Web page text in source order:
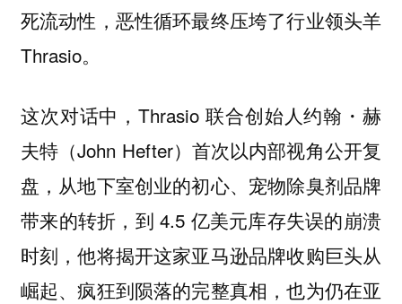
死流动性，恶性循环最终压垮了行业领头羊
Thrasio。
这次对话中，Thrasio 联合创始人约翰・赫
夫特（John Hefter）首次以内部视角公开复
盘，从地下室创业的初心、宠物除臭剂品牌
带来的转折，到 4.5 亿美元库存失误的崩溃
时刻，他将揭开这家亚马逊品牌收购巨头从
崛起、疯狂到陨落的完整真相，也为仍在亚